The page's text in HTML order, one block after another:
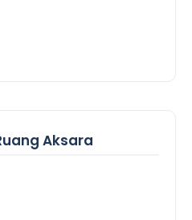
Aksara